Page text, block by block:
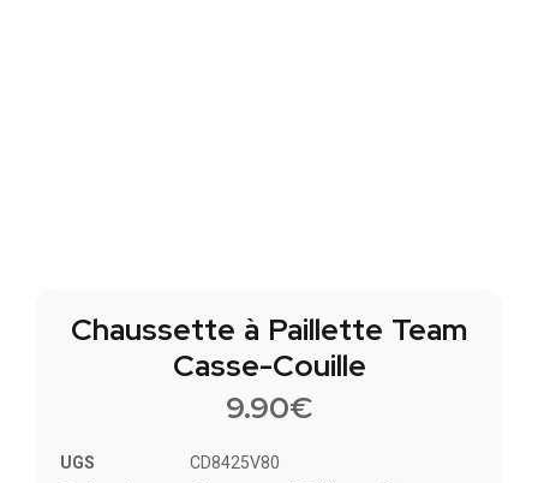
Chaussette à Paillette Team
Casse-Couille
9.90€
UGS
CD8425V80